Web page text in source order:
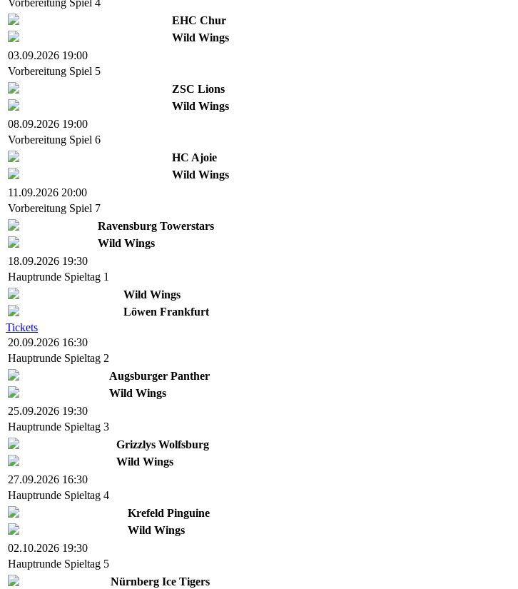
Vorbereitung Spiel 4
EHC Chur
Wild Wings
03.09.2026 19:00
Vorbereitung Spiel 5
ZSC Lions
Wild Wings
08.09.2026 19:00
Vorbereitung Spiel 6
HC Ajoie
Wild Wings
11.09.2026 20:00
Vorbereitung Spiel 7
Ravensburg Towerstars
Wild Wings
18.09.2026 19:30
Hauptrunde Spieltag 1
Wild Wings
Löwen Frankfurt
Tickets
20.09.2026 16:30
Hauptrunde Spieltag 2
Augsburger Panther
Wild Wings
25.09.2026 19:30
Hauptrunde Spieltag 3
Grizzlys Wolfsburg
Wild Wings
27.09.2026 16:30
Hauptrunde Spieltag 4
Krefeld Pinguine
Wild Wings
02.10.2026 19:30
Hauptrunde Spieltag 5
Nürnberg Ice Tigers